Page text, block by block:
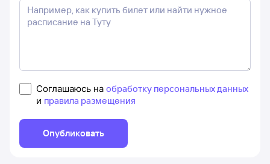
Соглашаюсь на обработку персональных данных
и правила размещения
Опубликовать